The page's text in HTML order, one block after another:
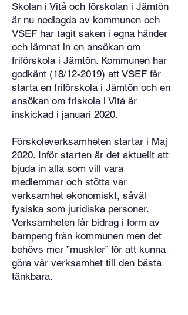
Skolan i Vitå och förskolan i Jämtön
är nu nedlagda av kommunen och
VSEF har tagit saken i egna händer
och lämnat in en ansökan om
friförskola i Jämtön. Kommunen har
godkänt (18/12-2019) att VSEF får
starta en friförskola i Jämtön och en
ansökan om friskola i Vitå är
inskickad i januari 2020.
Förskoleverksamheten startar i Maj
2020. Inför starten är det aktuellt att
bjuda in alla som vill vara
medlemmar och stötta vår
verksamhet ekonomiskt, såväl
fysiska som juridiska personer.
Verksamheten får bidrag i form av
barnpeng från kommunen men det
behövs mer ”muskler” för att kunna
göra vår verksamhet till den bästa
tänkbara.